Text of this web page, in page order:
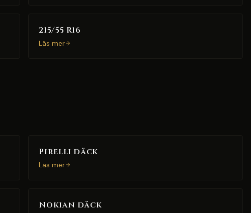
215/55 R16
Läs mer
Pirelli däck
Läs mer
Nokian däck